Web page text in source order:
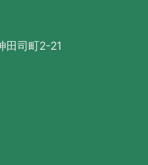
田司町2-21